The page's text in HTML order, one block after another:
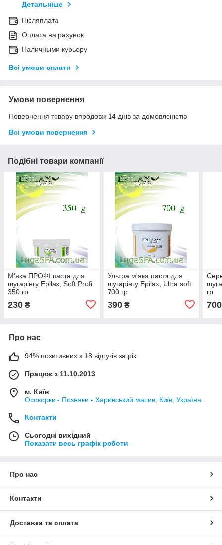
Детальніше
Післяплата
Оплата на рахунок
Наличными курьеру
Всі умови оплати
Умови повернення
Повернення товару впродовж 14 днів за домовленістю
Всі умови повернення
Подібні товари компанії
М'яка ПРОФІ паста для
шугарінгу Epilax, Soft Profi
350 гр
230 ₴
Ультра м'яка паста для
шугарінгу Epilax, Ultra soft
700 гр
390₴
гр
700
Про нас
94% позитивних з 18 відгуків за рік
Працює з 11.10.2013
м. Київ
Осокорки - Позняки - Харківський масив, Київ, Україна
Контакти
Сьогодні вихідний
Показати весь графік роботи
Про нас
Контакти
Доставка та оплата